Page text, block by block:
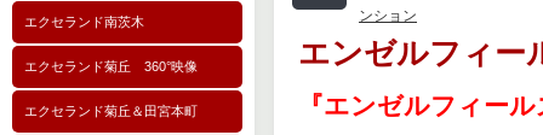
エクセランド南茨木
エクセランド菊丘 360°映像
エクセランド菊丘＆田宮本町
ンション
エンゼルフィー
『エンゼルフィー